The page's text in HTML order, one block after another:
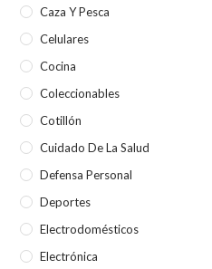
Caza Y Pesca
Celulares
Cocina
Coleccionables
Cotillón
Cuidado De La Salud
Defensa Personal
Deportes
Electrodomésticos
Electrónica